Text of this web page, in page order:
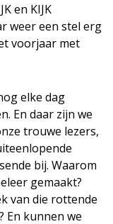
en KIJK
weer een stel erg
voorjaar met
elke dag
En daar zijn we
trouwe lezers,
bij. Waarom
gemaakt?
van die rottende
En kunnen we